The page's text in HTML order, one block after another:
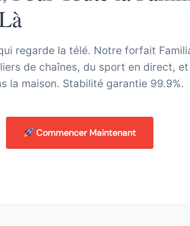
regarde la télé. Notre forfait
de chaînes, du sport en direct,
la maison. Stabilité garantie 99.9%.
Commencer Maintenant